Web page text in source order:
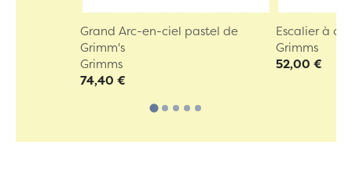
Grand Arc-en-ciel pastel de
Grimm's
Grimms
74,40 €
Escalier à
Grimms
52,00 €